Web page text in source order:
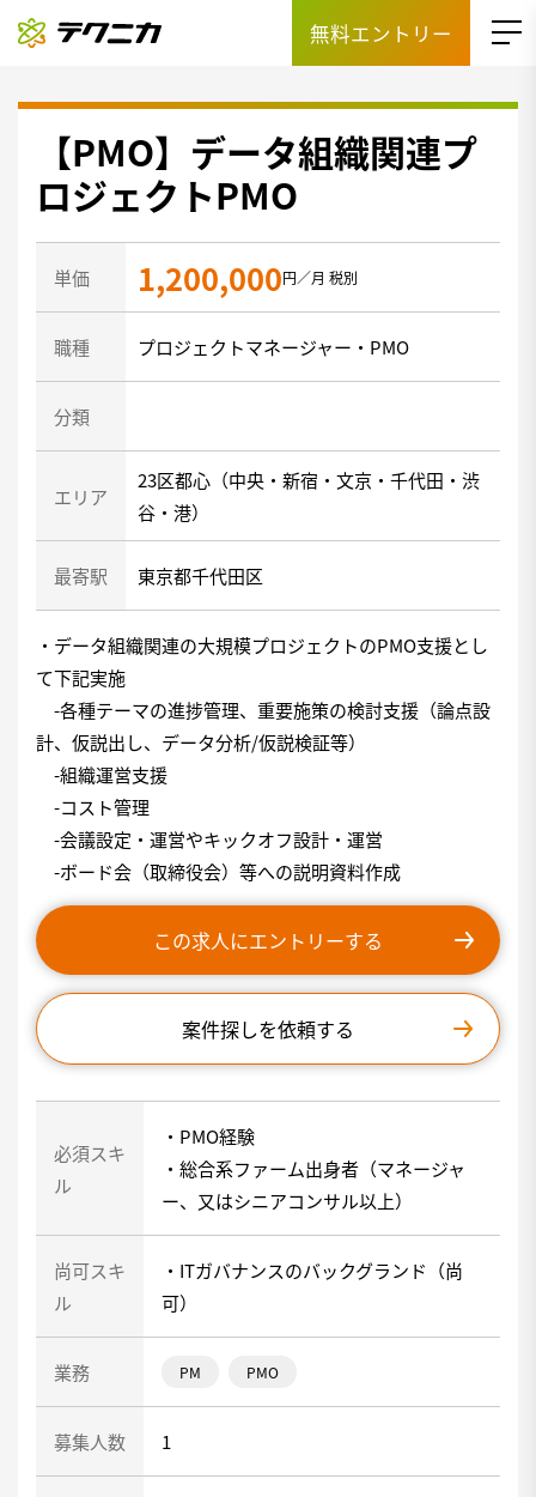
無料エントリー
【PMO】データ組織関連プ
ロジェクトPMO
単価 1,200,000円／月 税別
職種 プロジェクトマネージャー・PMO
分類
エリア
23区都心（中央・新宿・文京・千代田・渋
谷・港）
最寄駅 東京都千代田区
・データ組織関連の大規模プロジェクトのPMO支援とし
て下記実施
-各種テーマの進捗管理、重要施策の検討支援（論点設
計、仮説出し、データ分析/仮説検証等）
-組織運営支援
-コスト管理
-会議設定・運営やキックオフ設計・運営
-ボード会（取締役会）等への説明資料作成
この求人にエントリーする
案件探しを依頼する
必須スキ
ル
・PMO経験
・総合系ファーム出身者（マネージャ
ー、又はシニアコンサル以上）
尚可スキ
ル
・ITガバナンスのバックグランド（尚
可）
業務 PM PMO
募集人数 1